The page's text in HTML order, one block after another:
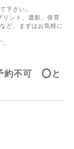
下さい。
リント、遺影、保育
ど、まずはお気軽に
約不可 ⭕️と